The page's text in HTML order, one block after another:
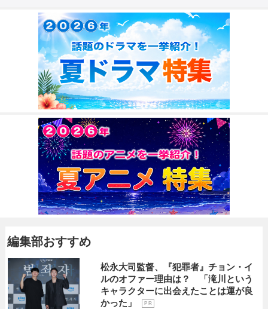
編集部おすすめ
松永大司監督、『犯罪者』チョン・イ
ルのオファー理由は？ 「滝川という
キャラクターに出会えたことは運が良
かった」
P R